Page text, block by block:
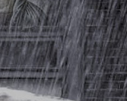
5 Ιουν 2026
29 Μαΐ 2026